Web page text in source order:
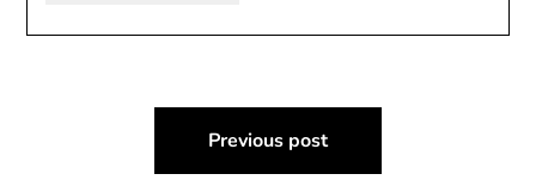
Previous post